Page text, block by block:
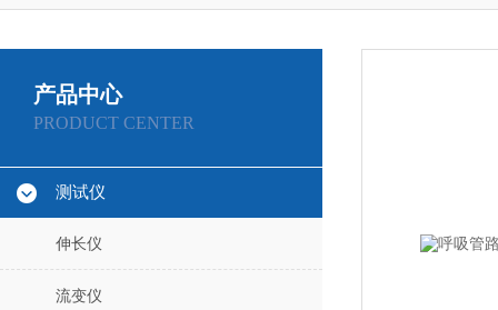
产品中心
PRODUCT CENTER
测试仪
伸长仪
流变仪